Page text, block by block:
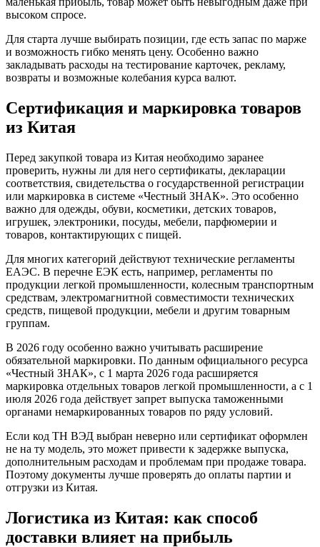
высоком спросе.
Для старта лучше выбирать позиции, где есть запас по марже
и возможность гибко менять цену. Особенно важно
закладывать расходы на тестирование карточек, рекламу,
возвраты и возможные колебания курса валют.
Сертификация и маркировка товаров
из Китая
Перед закупкой товара из Китая необходимо заранее
проверить, нужны ли для него сертификаты, декларации
соответствия, свидетельства о государственной регистрации
или маркировка в системе «Честный ЗНАК». Это особенно
важно для одежды, обуви, косметики, детских товаров,
игрушек, электроники, посуды, мебели, парфюмерии и
товаров, контактирующих с пищей.
Для многих категорий действуют технические регламенты
ЕАЭС. В перечне ЕЭК есть, например, регламенты по
продукции легкой промышленности, колесным транспортным
средствам, электромагнитной совместимости технических
средств, пищевой продукции, мебели и другим товарным
группам.
В 2026 году особенно важно учитывать расширение
обязательной маркировки. По данным официального ресурса
«Честный ЗНАК», с 1 марта 2026 года расширяется
маркировка отдельных товаров легкой промышленности, а с 1
июля 2026 года действует запрет выпуска таможенными
органами немаркированных товаров по ряду условий.
Если код ТН ВЭД выбран неверно или сертификат оформлен
не на ту модель, это может привести к задержке выпуска,
дополнительным расходам и проблемам при продаже товара.
Поэтому документы лучше проверять до оплаты партии и
отгрузки из Китая.
Логистика из Китая: как способ
доставки влияет на прибыль